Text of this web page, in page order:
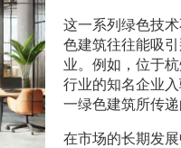
这一系列绿色技
色建筑往往能吸
业。例如，位于
行业的知名企业
一绿色建筑所传
在市场的长期发